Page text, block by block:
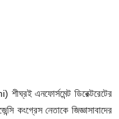
এনফোর্সমেন্ট ডিরেক্টরেটের
কংগ্রেস নেতাকে জিজ্ঞাসাবাদের